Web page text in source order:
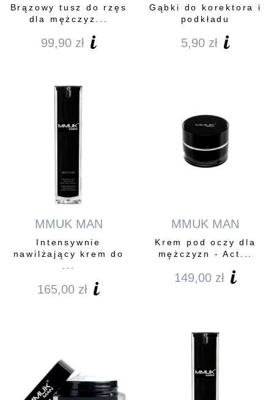
Brązowy tusz do rzęs
dla mężczyz...
99,90 zł
Gąbki do korektora i
podkładu
5,90 zł
MMUK MAN
Intensywnie
nawilżający krem do
165,00 zł
MMUK MAN
Krem pod oczy dla
mężczyzn - Act...
149,00 zł